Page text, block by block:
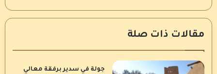
مقالات ذات صلة
جولة في سدير برفقة معالي